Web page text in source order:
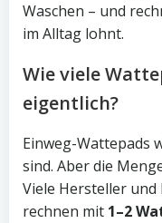
Waschen – und
im Alltag lohnt.
Wie viele
eigentlich?
Einweg-Wattepads
sind. Aber die
Viele Hersteller
rechnen mit 1–2